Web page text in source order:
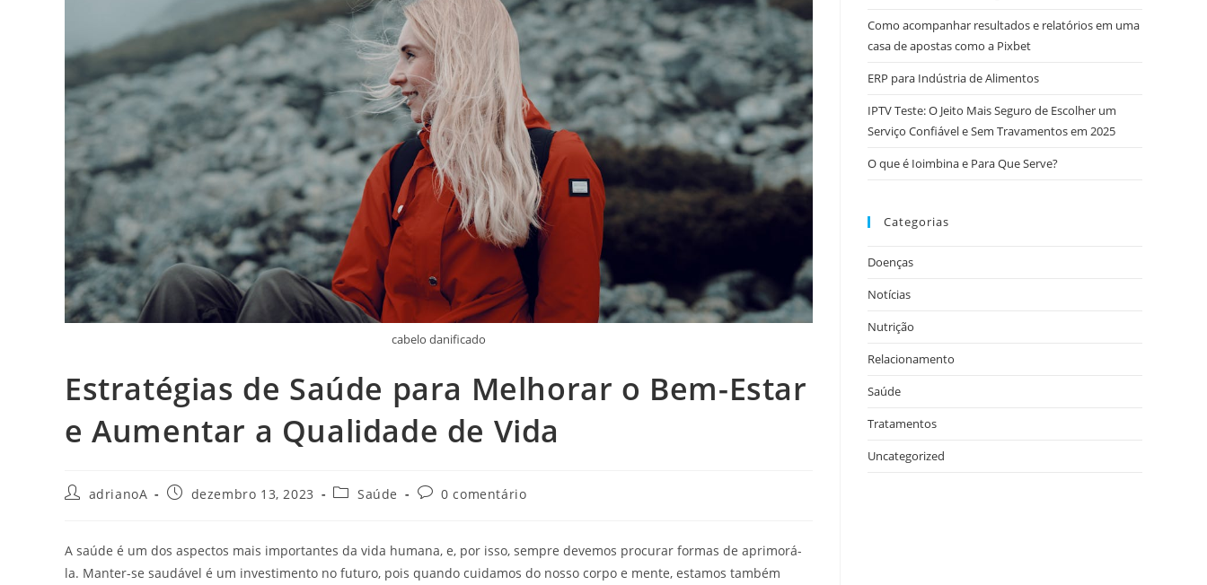
cabelo danificado
Estratégias de Saúde para Melhorar o Bem-Estar
e Aumentar a Qualidade de Vida
AutoradrianoA
Postdezembro 13, 2023
Categoria
Saúde
Comentários
0 comentário
A saúde é um dos aspectos mais importantes da vida humana, e, por isso, sempre devemos procurar formas de aprimorá-
la. Manter-se saudável é um investimento no futuro, pois quando cuidamos do nosso corpo e mente, estamos também
Como acompanhar resultados e relatórios em uma
casa de apostas como a Pixbet
ERP para Indústria de Alimentos
IPTV Teste: O Jeito Mais Seguro de Escolher um
Serviço Confiável e Sem Travamentos em 2025
O que é Ioimbina e Para Que Serve?
Categorias
Doenças
Notícias
Nutrição
Relacionamento
Saúde
Tratamentos
Uncategorized